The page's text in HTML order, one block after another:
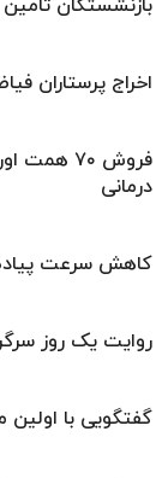
بازنشستگان تامین
اخراج پرستاران
فروش ۷۰
درمانی
کاهش سرعت
روایت یک روز
گفتگویی با